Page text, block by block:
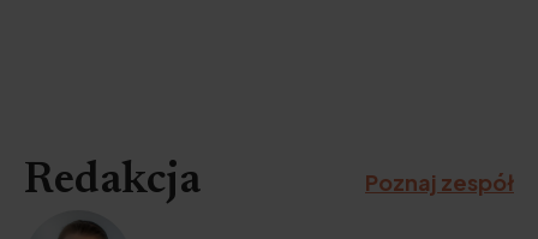
Redakcja Poznaj zespół